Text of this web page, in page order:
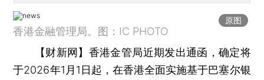
原图
香港金融管理局。图：IC PHOTO
【财新网】 香港金管局近期发出通函，确定将
于2026年1月1日起，在香港全面实施基于巴塞尔银